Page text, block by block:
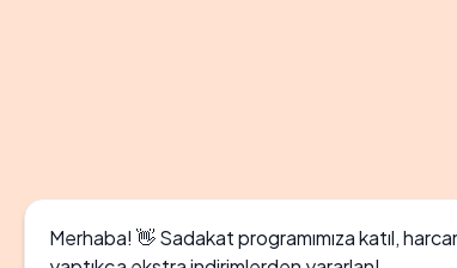
Merhaba! 👋 Sadakat programımıza katıl,